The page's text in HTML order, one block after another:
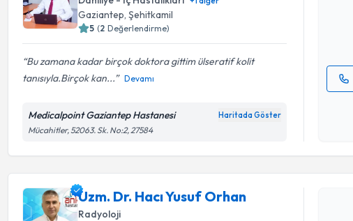
Gaziantep , Şehitkamil
5 (2 Değerlendirme)
Bu zamana kadar birçok doktora gittim ülseratif kolit
tanısıyla.Birçok kan...
Devamı
Medicalpoint Gaziantep Hastanesi Haritada Göster
Mücahitler, 52063. Sk. No:2, 27584
Uzm. Dr. Hacı Yusuf Orhan
Radyoloji